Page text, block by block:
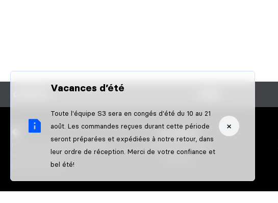
Vacances d’été
Toute l'équipe S3 sera en congés d'été du 10 au 21
août. Les commandes reçues durant cette période
seront préparées et expédiées à notre retour, dans
leur ordre de réception. Merci de votre confiance et
bel été!
×
Poligon Pla de l'Illa / Nau Nº10
17242 QUART
GIRONA-SPAIN